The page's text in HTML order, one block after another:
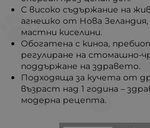
С високо съдържание на
агнешко от Нова
мастни киселини.
Обогатена с киноа,
регулиране на стомашно-
поддържане на здравето.
Подходяща за кучета от
възраст над 1 година –
модерна рецепта.